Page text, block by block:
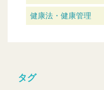
健康法・健康管理
タグ